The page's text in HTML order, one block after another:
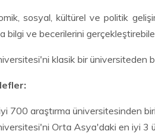
sosyal, kültürel ve politik
bilgi ve becerilerini
klasik bir üniversiteden
700 araştırma üniversitesinden
Orta Asya'daki en iyi 3